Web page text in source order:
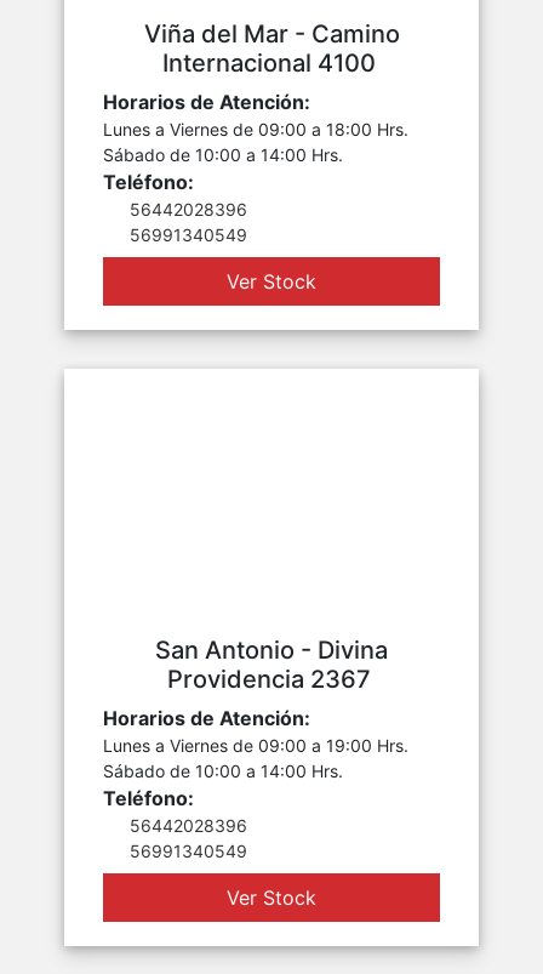
Viña del Mar - Camino
Internacional 4100
Horarios de Atención:
Lunes a Viernes de 09:00 a 18:00 Hrs.
Sábado de 10:00 a 14:00 Hrs.
Teléfono:
56442028396
56991340549
Ver Stock
San Antonio - Divina
Providencia 2367
Horarios de Atención:
Lunes a Viernes de 09:00 a 19:00 Hrs.
Sábado de 10:00 a 14:00 Hrs.
Teléfono:
56442028396
56991340549
Ver Stock